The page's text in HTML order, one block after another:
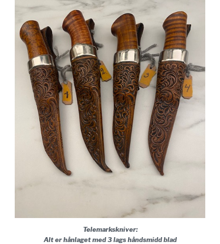
Telemarkskniver:
Alt er hånlaget med 3 lags håndsmidd blad